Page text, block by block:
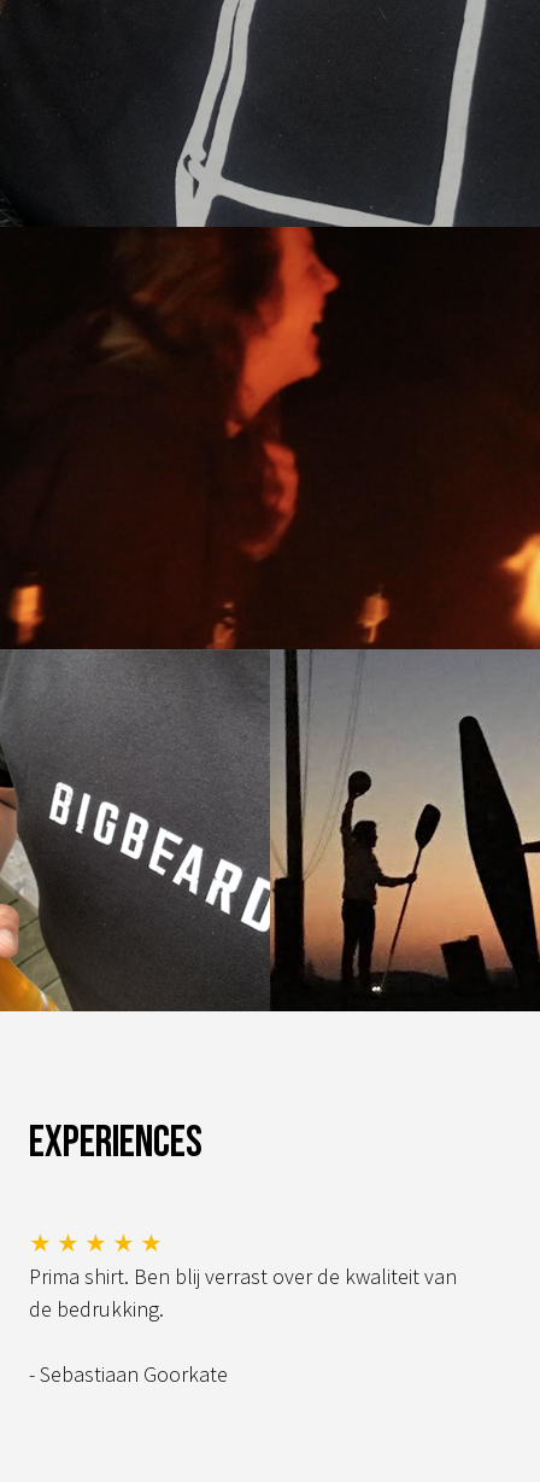
Experiences
★ ★ ★ ★ ★
Prima shirt. Ben blij verrast over de kwaliteit van
de bedrukking.
- Sebastiaan Goorkate